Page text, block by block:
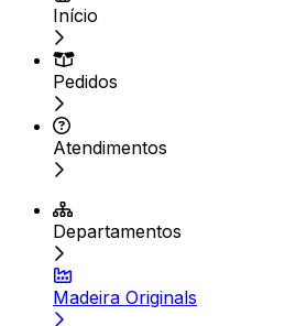
Início
Pedidos
Atendimentos
Departamentos
Madeira Originals